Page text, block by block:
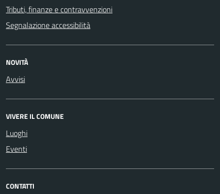
Tributi, finanze e contravvenzioni
Segnalazione accessibilità
NOVITÀ
Avvisi
VIVERE IL COMUNE
Luoghi
Eventi
CONTATTI